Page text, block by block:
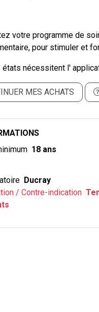
votre programme de
pour stimuler et
états nécessitent l'
MES ACHATS
18 ans
Ducray
/ Contre-indication